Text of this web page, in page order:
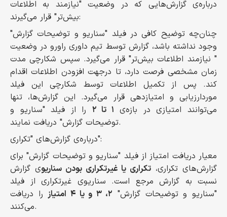
درباره‌ی گزارش‌هایی که در وضعیت "نیازمند به اطلاعات
بیش‌تر" قرار می‌گیرند:
چنان‌چه توضیح کافی در فیلد "سناریو و توضیحات گزارش"
وجود نداشته باشد، گزارش توسط تیم داوری راورو در وضعیت
" نیازمند اطلاعات بیش‌تر" قرار می‌گیرد. سپس شکارچی مدت
زمان مشخصی فرصت دارد، تا درجهت افزودن اطلاعات اقدام
کند. پس از تکمیل اطلاعات توسط شکارچی این فیلد
موردارزیابی و امتیازدهی قرار می‌گیرد. این گزارش‌ها، تنها
می‌توانند امتیازی در بازه‌ی ۱ تا ۲
را از فیلد "سناریو و
توضیحات گزارش" دریافت نمایند.
درباره‌ی گزارش‌های "تکراری":
معیار دریافت امتیاز از فیلد "سناریو و توضیحات گزارش" برای
گزارش‌های تکراری، تکراری یا غیرتکراری بودن سناریوی گزارش
نسبت به گزارش مرجع است. سناریوی غیرتکراری از فیلد
"سناریو و توضیحات گزارش" ۲، ۳ و یا ۴ امتیاز
را دریافت
می‌کنند.